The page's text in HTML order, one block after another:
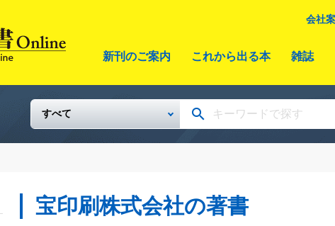
会社
新刊のご案内 これから出る本 雑誌
宝印刷株式会社の著書